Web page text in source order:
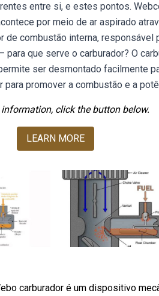
entre si, e estes pontos.
por meio de ar aspirado
de combustão interna,
que serve o carburador? O
ser desmontado facilmente
promover a combustão e a
information, click the button below.
LEARN MORE
carburador é um dispositivo